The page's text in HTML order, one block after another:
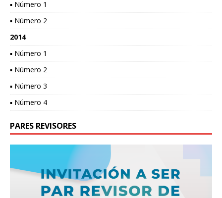
▪ Número 1
▪ Número 2
2014
▪ Número 1
▪ Número 2
▪ Número 3
▪ Número 4
PARES REVISORES